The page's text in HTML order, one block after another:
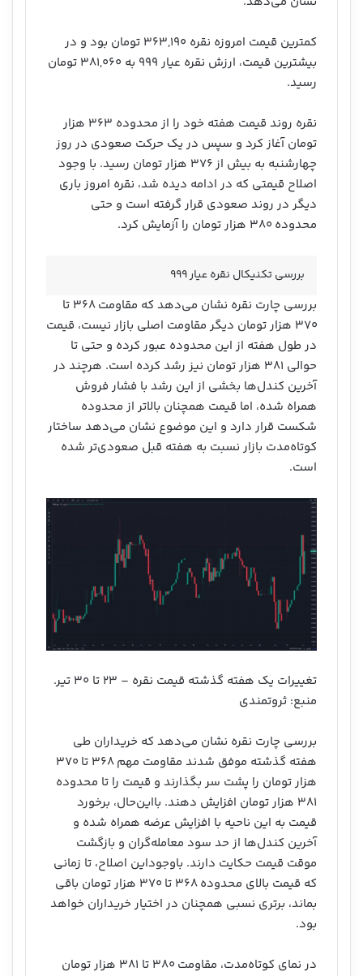
کمترین قیمت امروزه نقره ۳۶۳,۱۹۰ تومان بود و در
بیشترین قیمت، ارزش نقره عیار ۹۹۹ به ۳۸۱,۰۶۰ تومان
رسید.
نقره روند قیمت هفته خود را از محدوده ۳۶۳ هزار
تومان آغاز کرد و سپس در یک حرکت صعودی در روز
چهارشنبه به بیش از ۳۷۶ هزار تومان رسید. با وجود
اصلاح قیمتی که در ادامه دیده شد، نقره امروز باری
دیگر در روند صعودی قرار گرفته است و حتی
محدوده ۳۸۰ هزار تومان را آزمایش کرد.
بررسی تکنیکال نقره عیار ۹۹۹
بررسی چارت نقره نشان می‌دهد که مقاومت ۳۶۸ تا
۳۷۰ هزار تومان دیگر مقاومت اصلی بازار نیست، قیمت
در طول هفته از این محدوده عبور کرده و حتی تا
حوالی ۳۸۱ هزار تومان نیز رشد کرده است. هرچند در
آخرین کندل‌ها بخشی از این رشد با فشار فروش
همراه شده، اما قیمت همچنان بالاتر از محدوده
شکست قرار دارد و این موضوع نشان می‌دهد ساختار
کوتاه‌مدت بازار نسبت به هفته قبل صعودی‌تر شده
است.
تغییرات یک هفته گذشته قیمت نقره – ۲۳ تا ۳۰ تیر.
منبع: ثروتمندی
بررسی چارت نقره نشان می‌دهد که خریداران طی
هفته گذشته موفق شدند مقاومت مهم ۳۶۸ تا ۳۷۰
هزار تومان را پشت سر بگذارند و قیمت را تا محدوده
۳۸۱ هزار تومان افزایش دهند. بااین‌حال، برخورد
قیمت به این ناحیه با افزایش عرضه همراه شده و
آخرین کندل‌ها از حد سود معامله‌گران و بازگشت
موقت قیمت حکایت دارند. باوجوداین اصلاح، تا زمانی
که قیمت بالای محدوده ۳۶۸ تا ۳۷۰ هزار تومان باقی
بماند، برتری نسبی همچنان در اختیار خریداران خواهد
بود.
در نمای کوتاه‌مدت، مقاومت ۳۸۰ تا ۳۸۱ هزار تومان